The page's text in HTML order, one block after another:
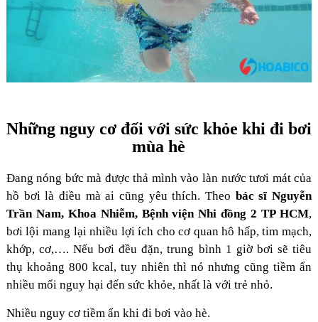
Những nguy cơ đối với sức khỏe khi đi bơi
mùa hè
Đang nóng bức mà được thả mình vào làn nước tươi mát của
hồ bơi là điều mà ai cũng yêu thích. Theo bác sĩ Nguyễn
Trần Nam, Khoa Nhiễm, Bệnh viện Nhi đồng 2 TP HCM,
bơi lội mang lại nhiều lợi ích cho cơ quan hô hấp, tim mạch,
khớp, cơ,…. Nếu bơi đều đặn, trung bình 1 giờ bơi sẽ tiêu
thụ khoảng 800 kcal, tuy nhiên thì nó nhưng cũng tiềm ẩn
nhiều mối nguy hại đến sức khỏe, nhất là với trẻ nhỏ.
Nhiều nguy cơ tiềm ẩn khi đi bơi vào hè.